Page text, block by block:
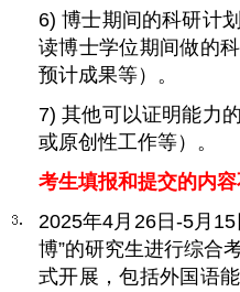
6) 博士期间的科研计
读博士学位期间做的
预计成果等）。
7) 其他可以证明能力
或原创性工作等）。
考生填报和提交的内容
2025年4月26日-5月
博”的研究生进行综合
式开展，包括外国语